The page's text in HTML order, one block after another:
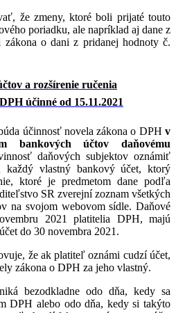
že zmeny, ktoré boli prijaté touto
poriadku, ale napríklad aj dane z
o dani z pridanej hodnoty č.
a rozšírenie ručenia
účinné od 15.11.2021
účinnosť novela zákona o DPH v
bankových účtov daňovému
daňových subjektov oznámiť
každý vlastný bankový účet, ktorý
ktoré je predmetom dane podľa
SR zverejní zoznam všetkých
na svojom webovom sídle. Daňové
2021 platitelia DPH, majú
do 30 novembra 2021.
že ak platiteľ oznámi cudzí účet,
zákona o DPH za jeho vlastný.
bezodkladne odo dňa, kedy sa
DPH alebo odo dňa, kedy si takýto